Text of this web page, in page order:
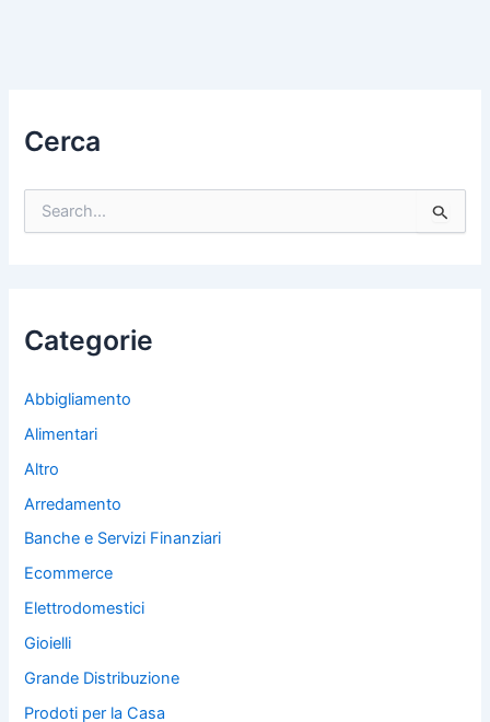
Cerca
Categorie
Abbigliamento
Alimentari
Altro
Arredamento
Banche e Servizi Finanziari
Ecommerce
Elettrodomestici
Gioielli
Grande Distribuzione
Prodoti per la Casa